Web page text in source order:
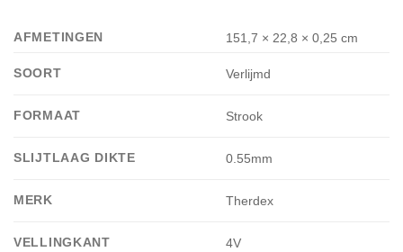
AFMETINGEN 151,7 × 22,8 × 0,25 cm
SOORT Verlijmd
FORMAAT Strook
SLIJTLAAG DIKTE 0.55mm
MERK Therdex
VELLINGKANT 4V